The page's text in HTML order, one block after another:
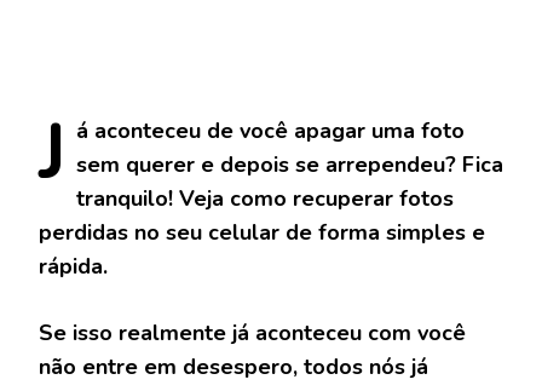
J á aconteceu de você apagar uma foto
sem querer e depois se arrependeu? Fica
tranquilo! Veja como recuperar fotos
perdidas no seu celular de forma simples e
rápida.
Se isso realmente já aconteceu com você
não entre em desespero, todos nós já